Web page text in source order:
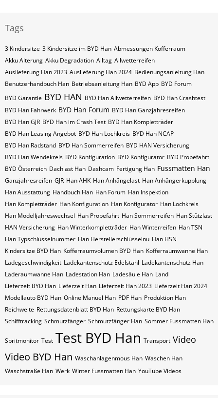
Tags
3 Kindersitze 3 Kindersitze im BYD Han Abmessungen Kofferraum
Akku Alterung Akku Degradation Alltag Allwetterreifen
Auslieferung Han 2023 Auslieferung Han 2024 Bedienungsanleitung Han
Benutzerhandbuch Han Betriebsanleitung Han BYD App BYD Forum
BYD Garantie BYD HAN BYD Han Allwetterreifen BYD Han Crashtest
BYD Han Fahrwerk BYD Han Forum BYD Han Ganzjahresreifen
BYD Han GJR BYD Han im Crash Test BYD Han Kompletträder
BYD Han Leasing Angebot BYD Han Lochkreis BYD Han NCAP
BYD Han Radstand BYD Han Sommerreifen BYD HAN Versicherung
BYD Han Wendekreis BYD Konfiguration BYD Konfigurator BYD Probefahrt
BYD Österreich Dachlast Han Dashcam Fertigung Han Fussmatten Han
Ganzjahresreifen GJR Han AHK Han Anhängelast Han Anhängerkupplung
Han Ausstattung Handbuch Han Han Forum Han Inspektion
Han Kompletträder Han Konfiguration Han Konfigurator Han Lochkreis
Han Modelljahreswechsel Han Probefahrt Han Sommerreifen Han Stützlast
HAN Versicherung Han Winterkompletträder Han Winterreifen Han​​​​ TSN
Han​​​​ Typschlüsselnummer Han​​​​​ Herstellerschlüsselnu Han​​​​​ HSN
Kindersitze BYD Han Kofferraumvolumen BYD Han Kofferraumwanne Han
Ladegeschwindigkeit Ladekantenschutz Edelstahl Ladekantenschutz Han
Laderaumwanne Han Ladestation Han Ladesäule Han Land
Lieferzeit BYD Han Lieferzeit Han Lieferzeit Han 2023 Lieferzeit Han 2024
Modellauto BYD Han Online Manuel Han PDF Han Produktion Han
Reichweite Rettungsdatenblatt BYD Han Rettungskarte BYD Han
Schifftracking Schmutzfänger Schmutzfänger Han Sommer Fussmatten Han
Spritmonitor Test Test BYD Han Transport Video
Video BYD Han Waschanlagenmous Han Waschen Han
Waschstraße Han Werk Winter Fussmatten Han YouTube Videos